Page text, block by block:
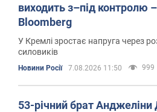
виходить з–під контролю –
Bloomberg
У Кремлі зростає напруга через
силовиків
Новини Росії 7.08.2026 11:50 999
53-річний брат Анджеліни